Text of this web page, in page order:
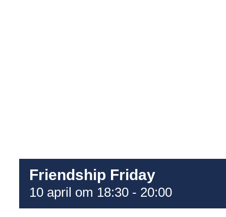
Friendship Friday
10 april om 18:30 - 20:00